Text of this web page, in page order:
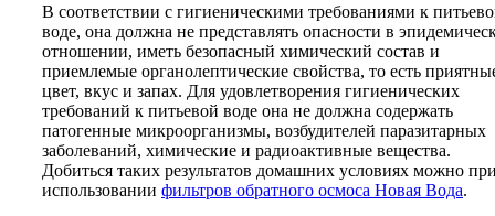
В соответствии с гигиеническими требованиями к
воде, она должна не представлять опасности в
отношении, иметь безопасный химический состав и
приемлемые органолептические свойства, то есть
цвет, вкус и запах. Для удовлетворения гигиенических
требований к питьевой воде она не должна содержать
патогенные микроорганизмы, возбудителей паразитарных
заболеваний, химические и радиоактивные вещества.
Добиться таких результатов домашних условиях можно
использовании фильтров обратного осмоса Новая Вода.